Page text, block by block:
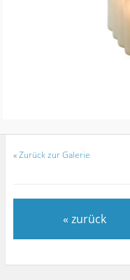
«Zurück zur Galerie
« zurück